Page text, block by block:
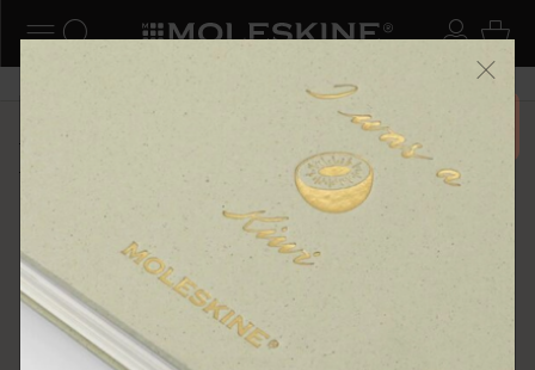
ナビゲーションの切替 ログ
検索 (キーワードなど) カ
6,500円以上のご購入で送料無料 メニ
ーを閉じる
ショップ
カイエ ＆ ジャーナル
カイエ ジャーナル